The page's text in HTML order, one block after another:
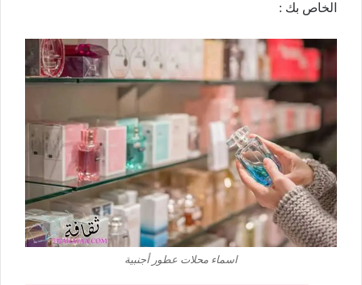
الخاص بك :
اسماء محلات عطور أجنبية